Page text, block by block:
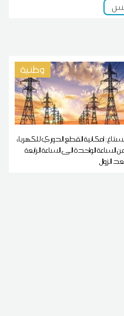
وطنية
إمكانية القطع الدوري للكهرباء
الساعة الواحدة الى الساعة الرابعة
الزوال